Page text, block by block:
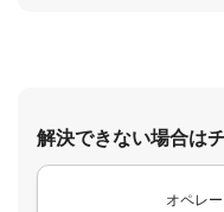
解決できない場合は
オペレ